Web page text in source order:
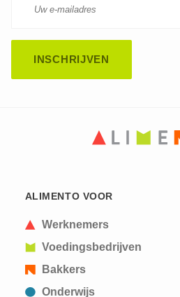
submissions.
ALIMENTO VOOR
Werknemers
Voedingsbedrijven
Bakkers
Onderwijs